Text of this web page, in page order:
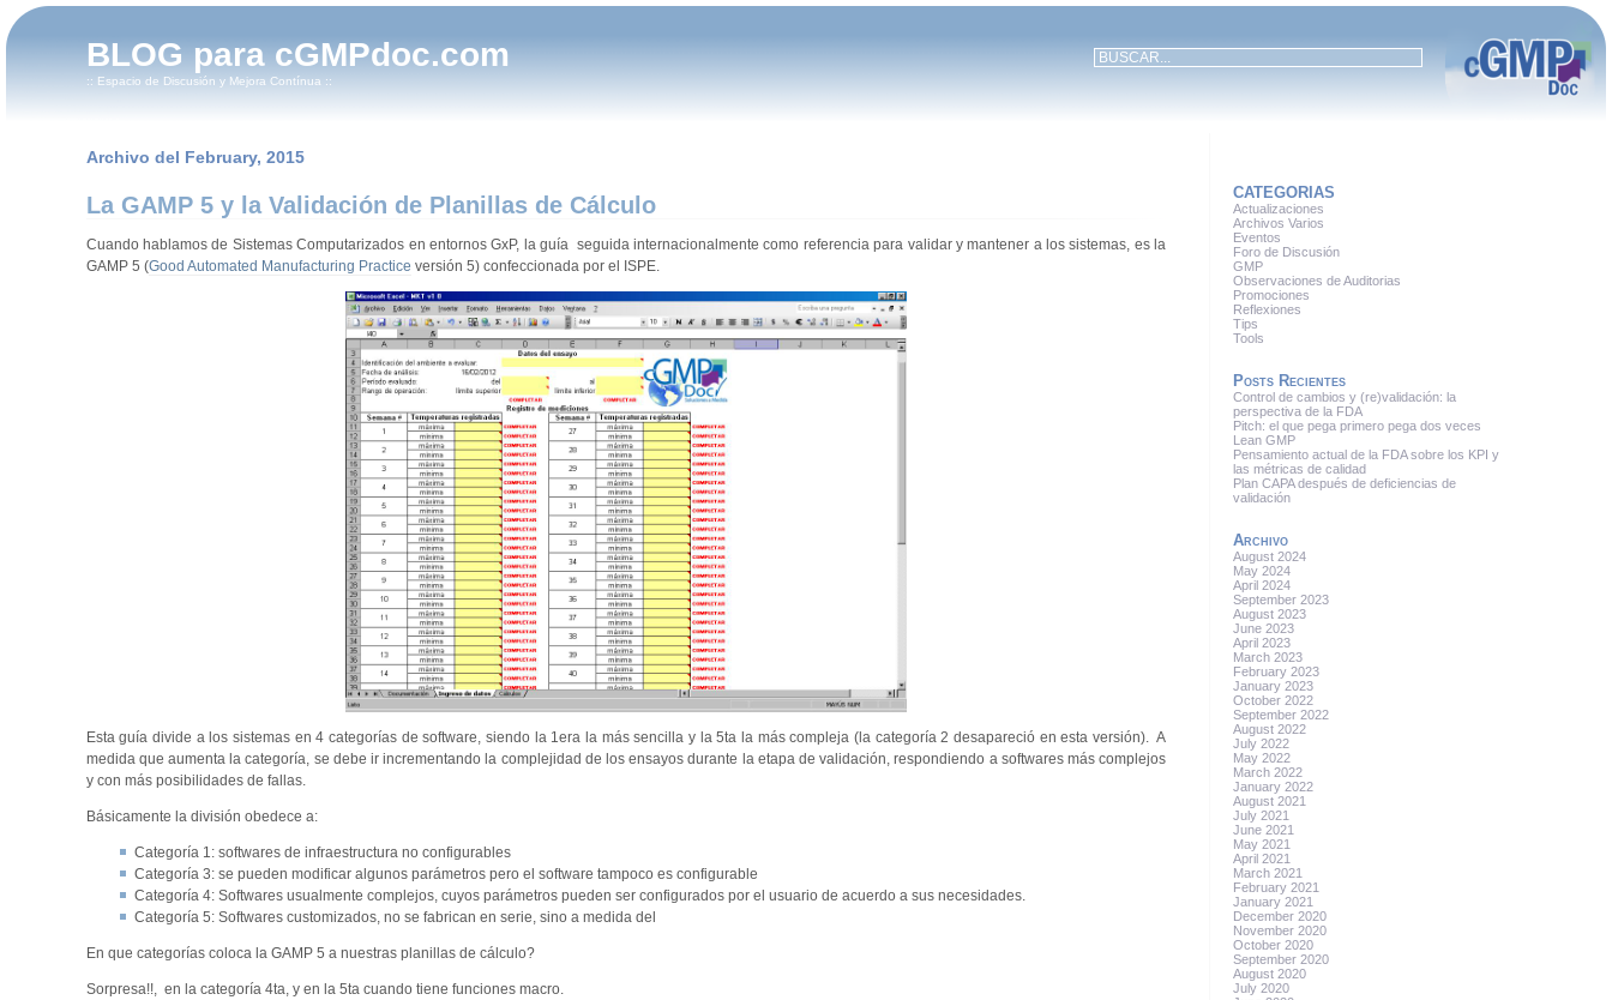
BLOG para cGMPdoc.com
:: Espacio de Discusión y Mejora Contínua ::
Archivo del February, 2015
La GAMP 5 y la Validación de Planillas de Cálculo
Cuando hablamos de Sistemas Computarizados en entornos GxP, la guía seguida internacionalmente como referencia para validar y mantener a los sistemas, es la
GAMP 5 (Good Automated Manufacturing Practice versión 5) confeccionada por el ISPE.
Esta guía divide a los sistemas en 4 categorías de software, siendo la 1era la más sencilla y la 5ta la más compleja (la categoría 2 desapareció en esta versión). A
medida que aumenta la categoría, se debe ir incrementando la complejidad de los ensayos durante la etapa de validación, respondiendo a softwares más complejos
y con más posibilidades de fallas.
Básicamente la división obedece a:
Categoría 1: softwares de infraestructura no configurables
Categoría 3: se pueden modificar algunos parámetros pero el software tampoco es configurable
Categoría 4: Softwares usualmente complejos, cuyos parámetros pueden ser configurados por el usuario de acuerdo a sus necesidades.
Categoría 5: Softwares customizados, no se fabrican en serie, sino a medida del
En que categorías coloca la GAMP 5 a nuestras planillas de cálculo?
Sorpresa!!, en la categoría 4ta, y en la 5ta cuando tiene funciones macro.
CATEGORIAS
Actualizaciones
Archivos Varios
Eventos
Foro de Discusión
GMP
Observaciones de Auditorias
Promociones
Reflexiones
Tips
Tools
Posts Recientes
Control de cambios y (re)validación: la
perspectiva de la FDA
Pitch: el que pega primero pega dos veces
Lean GMP
Pensamiento actual de la FDA sobre los KPI y
las métricas de calidad
Plan CAPA después de deficiencias de
validación
Archivo
August 2024
May 2024
April 2024
September 2023
August 2023
June 2023
April 2023
March 2023
February 2023
January 2023
October 2022
September 2022
August 2022
July 2022
May 2022
March 2022
January 2022
August 2021
July 2021
June 2021
May 2021
April 2021
March 2021
February 2021
January 2021
December 2020
November 2020
October 2020
September 2020
August 2020
July 2020